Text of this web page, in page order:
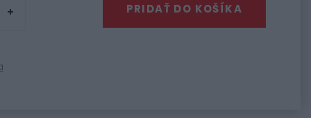
PRIDAŤ DO KOŠÍKA